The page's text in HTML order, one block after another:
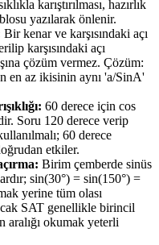
karıştırılması, hazırlık
yazılarak önlenir.
Bir kenar ve karşısındaki açı
karşısındaki açı
çözüm vermez. Çözüm:
en az ikisinin aynı 'a/SinA'
60 derece için cos
Soru 120 derece verip
60 derece
etkiler.
Birim çemberde sinüs
sin(30°) = sin(150°) =
yerine tüm olası
SAT genellikle birincil
aralığı okumak yeterli